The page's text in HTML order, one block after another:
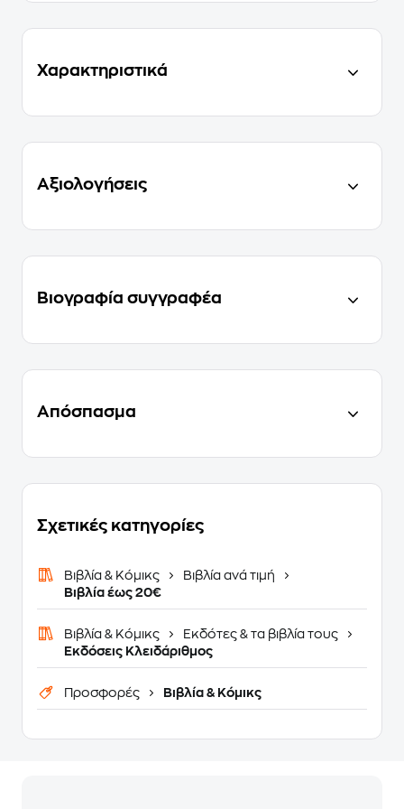
Χαρακτηριστικά
Αξιολογήσεις
Βιογραφία συγγραφέα
Απόσπασμα
Σχετικές κατηγορίες
Βιβλία & Κόμικς
Βιβλία ανά τιμή
Βιβλία έως 20€
Βιβλία & Κόμικς
Εκδότες & τα βιβλία τους
Εκδόσεις Κλειδάριθμος
Προσφορές Βιβλία & Κόμικς